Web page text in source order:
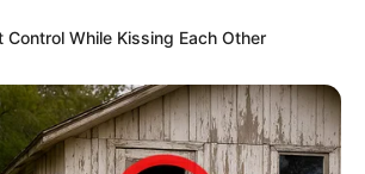
While Kissing Each Other